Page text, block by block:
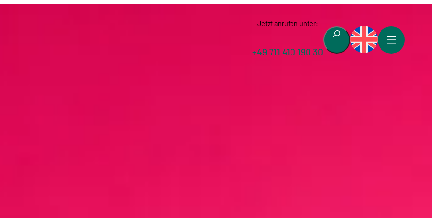
Jetzt anrufen unter:
+49 711 410 190 30
Suchen